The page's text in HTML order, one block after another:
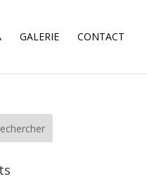
GALERIE CONTACT